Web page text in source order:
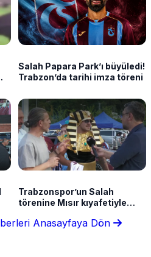
Salah Papara Park’ı büyüledi!
Trabzon’da tarihi imza töreni
Trabzonspor’un Salah
törenine Mısır kıyafetiyle
Anasayfaya Dön